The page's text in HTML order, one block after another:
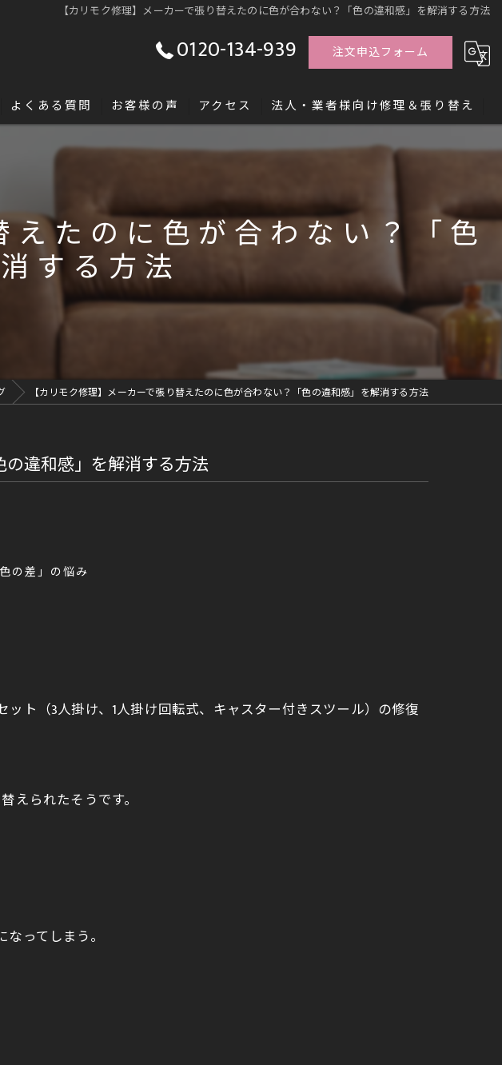
【カリモク修理】メーカーで張り替えたのに色が合わない？「色の違和感」を解消する方法
0120-134-939 注文申込フォーム
で革修理の独立・開業を目指す「レシッズ職人独立塾」
よくある質問
革の豆知識
お客様の声 アクセス 法人・業者様向け修理＆張り替え
えたのに色が合わない？「色
する方法
【カリモク修理】メーカーで張り替えたのに色が合わない？「色の違和感」を解消する方法
の違和感」を解消する方法
の差」の悩み
ト（3人掛け、1人掛け回転式、キャスター付きスツール）の修復
えられたそうです。
ってしまう。